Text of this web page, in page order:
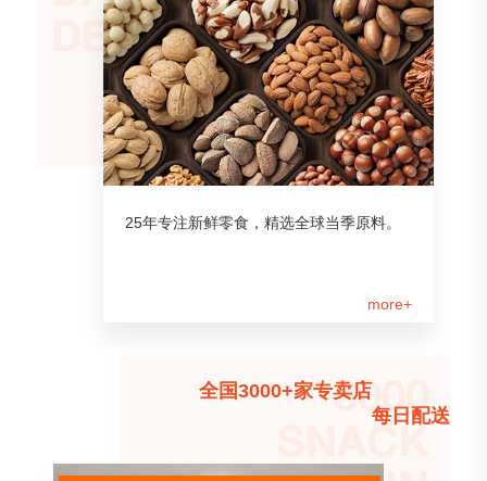
25年专注新鲜零食，精选全球当季原料。
more+
全国3000+家专卖店
每日配送